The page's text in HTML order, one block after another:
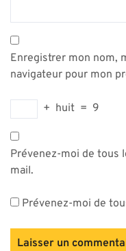
Enregistrer mon nom,
navigateur pour mon
+ huit = 9
Prévenez-moi de tous
mail.
Prévenez-moi de